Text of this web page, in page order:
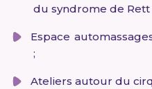
du syndrome de Rett
Espace
;
Ateliers autour du